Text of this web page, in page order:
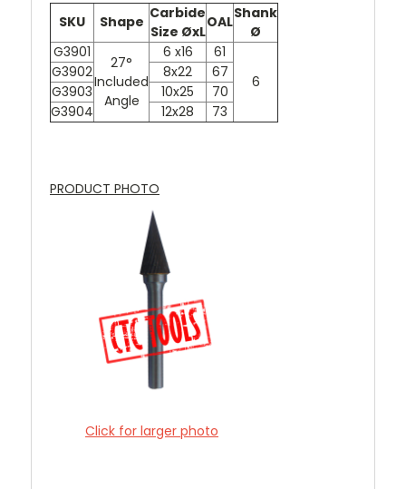
SKU Shape Carbide
Size ØxL
OALShank
Ø
G3901
27°
Included
Angle
6 x16
61
6
G3902 8x22
67
G3903
10x25
70
G3904
12x28 73
PRODUCT PHOTO
Click for larger photo